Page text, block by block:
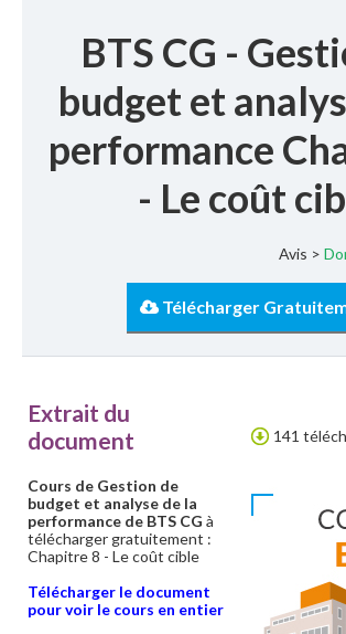
BTS CG -
budget et
performance
- Le coût
Avis >
Télécharger
141
Extrait du
document
Cours de Gestion de
budget et analyse de la
performance de BTS CG à
télécharger gratuitement :
Chapitre 8 - Le coût cible
Télécharger le document
pour voir le cours en entier